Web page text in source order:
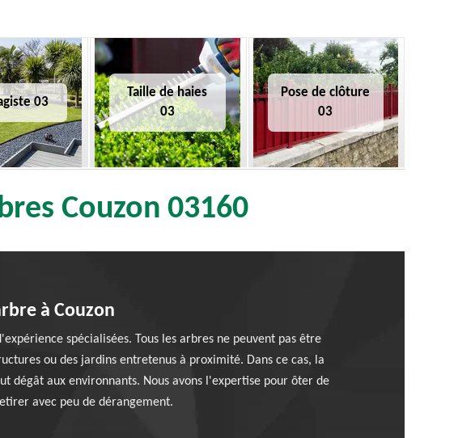
03
Taille de haies
03
Pose de clôture
03
Couzon 03160
à Couzon
spécialisées. Tous les arbres ne peuvent pas être
ou des jardins entretenus à proximité. Dans ce cas, la
dégât aux environnants. Nous avons l'expertise pour ôter de
avec peu de dérangement.